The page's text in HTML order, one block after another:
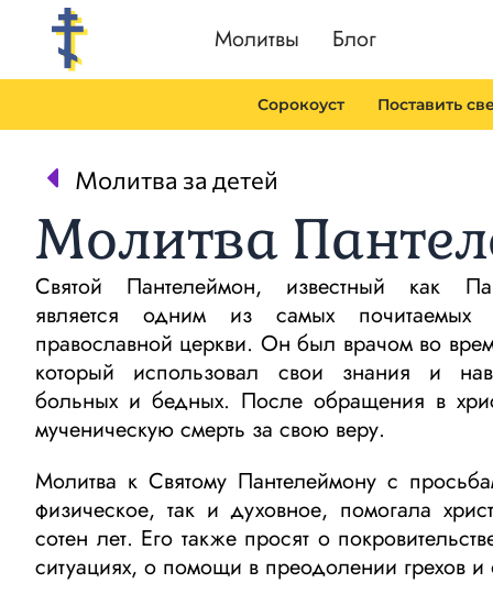
Перейти
содержимому
Молитвы Блог
Сорокоуст Поставить
Prev
Молитва за детей
Молитва
Святой Пантелеймон, известный как
является одним из самых почитаемых
православной церкви. Он был врачом во
который использовал свои знания и
больных и бедных. После обращения в
мученическую смерть за свою веру.
Молитва к Святому Пантелеймону с
физическое, так и духовное, помогала
сотен лет. Его также просят о
ситуациях, о помощи в преодолении грехов